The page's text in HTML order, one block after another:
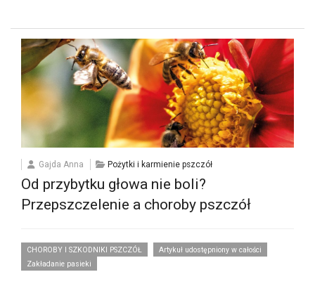
Gajda Anna Pożytki i karmienie pszczół
Od przybytku głowa nie boli?
Przepszczelenie a choroby pszczół
CHOROBY I SZKODNIKI PSZCZÓŁ
Artykuł udostępniony w całości
Zakładanie pasieki